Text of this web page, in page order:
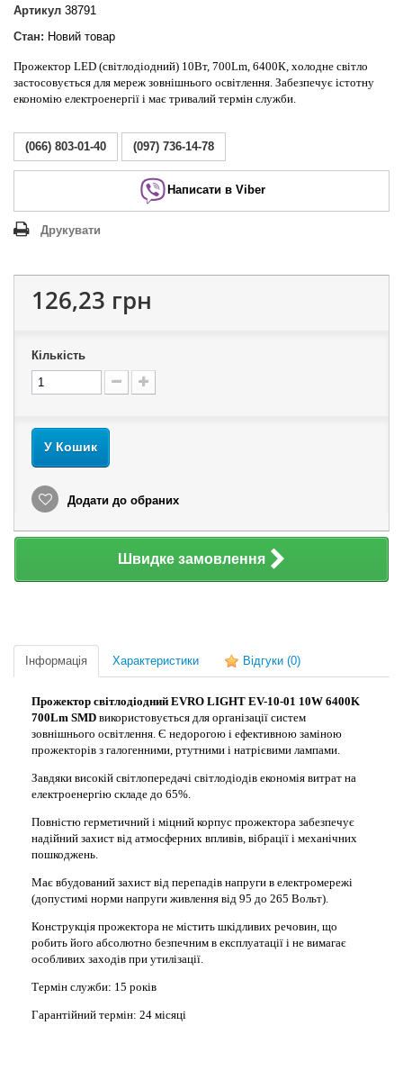
Артикул 38791
Стан: Новий товар
Прожектор LED (світлодіодний) 10Вт, 700Lm, 6400К, холодне світло
застосовується для мереж зовнішнього освітлення. Забезпечує істотну
економію електроенергії і має тривалий термін служби.
(066) 803-01-40 (097) 736-14-78
Написати в Viber
Друкувати
126,23 грн
Кількість
У Кошик
Додати до обраних
Швидке замовлення
Інформація Характеристики Відгуки (0)
Прожектор світлодіодний EVRO LIGHT EV-10-01 10W 6400K
700Lm SMD використовується для організації систем
зовнішнього освітлення. Є недорогою і ефективною заміною
прожекторів з галогенними, ртутними і натрієвими лампами.
Завдяки високій світлопередачі світлодіодів економія витрат на
електроенергію складе до 65%.
Повністю герметичний і міцний корпус прожектора забезпечує
надійний захист від атмосферних впливів, вібрації і механічних
пошкоджень.
Має вбудований захист від перепадів напруги в електромережі
(допустимі норми напруги живлення від 95 до 265 Вольт).
Конструкція прожектора не містить шкідливих речовин, що
робить його абсолютно безпечним в експлуатації і не вимагає
особливих заходів при утилізації.
Термін служби: 15 років
Гарантійний термін: 24 місяці